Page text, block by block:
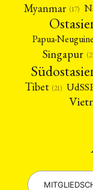
Myanmar (17)
Papua-
Singapur
Tibet (21)